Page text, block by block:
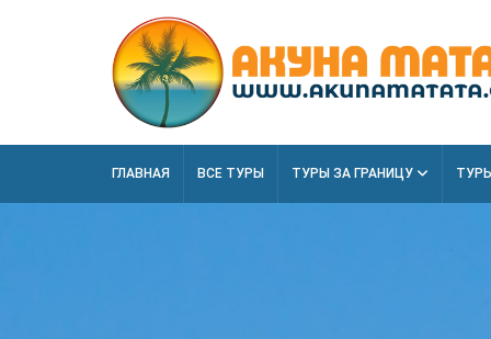
ГЛАВНАЯ ВСЕ ТУРЫ ТУРЫ ЗА ГРАНИЦУ